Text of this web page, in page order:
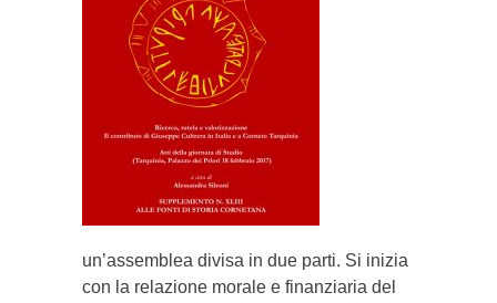
un’assemblea divisa in due parti. Si inizia
con la relazione morale e finanziaria del